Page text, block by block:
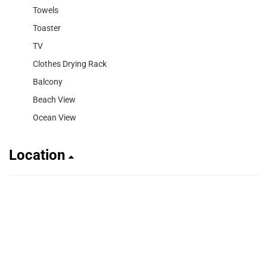
Towels
Toaster
TV
Clothes Drying Rack
Balcony
Beach View
Ocean View
Location